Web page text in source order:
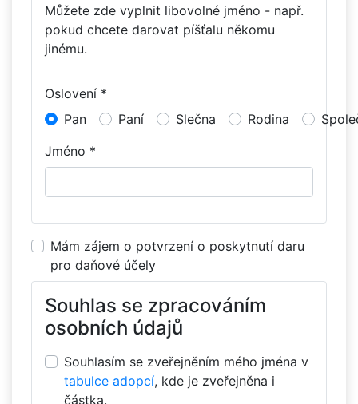
Můžete zde vyplnit libovolné jméno - např.
pokud chcete darovat píšťalu někomu
jinému.
Oslovení *
Pan
Paní Slečna Rodina
Jméno *
Mám zájem o potvrzení o poskytnutí daru
pro daňové účely
Souhlas se zpracováním
osobních údajů
Souhlasím se zveřejněním mého jména v
tabulce adopcí, kde je zveřejněna i
částka.